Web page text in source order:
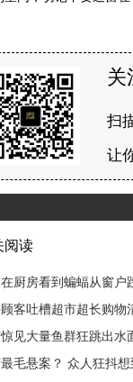
关
扫
让
阅读
厨房看到蝙蝠从窗户
顾客吐槽超市超长购物
见大量鱼群狂跳出水
毛悬案？ 众人狂抖